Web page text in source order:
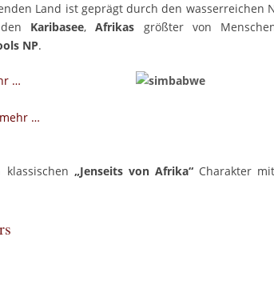
Land ist geprägt durch den wasserreichen
Karibasee,Afrikas größter von
NP.
…
mehr …
„Jenseits von Afrika“Charakter